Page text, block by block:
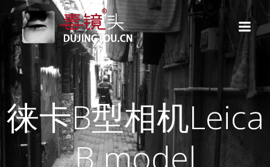
转
到
内
容
徕卡B型相机Leica
B model